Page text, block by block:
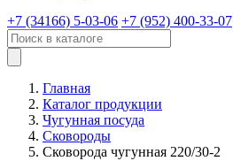
+7 (34166) 5-03-06 +7 (952) 400-33-07
Главная
Каталог продукции
Чугунная посуда
Сковороды
Сковорода чугунная 220/30-2